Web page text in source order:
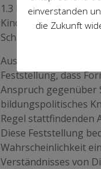
1.3 Eine Mutter
Kindes eine gängige
Schulgemeinschaft
Aus unserer
Feststellung, dass
Anspruch gegenüber
bildungspolitisches
Regel stattfindenden
Diese Feststellung
Wahrscheinlichkeit
Verständnisses von
einverstanden
die Zukunft